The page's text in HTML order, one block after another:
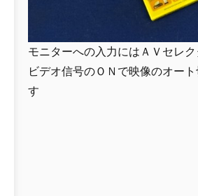
モニターへの入力にはＡＶセレク
ビデオ信号のＯＮで映像のオー
す